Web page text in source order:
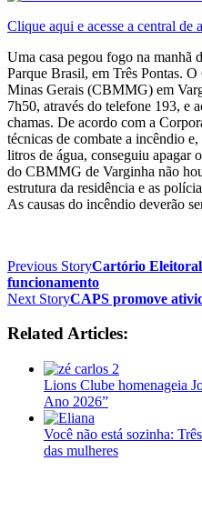
Clique aqui e acesse a central de
Uma casa pegou fogo na manhã
Parque Brasil, em Três Pontas.
Minas Gerais (CBMMG) em
7h50, através do telefone 193, e
chamas. De acordo com a
técnicas de combate a incêndio
litros de água, conseguiu apagar
do CBMMG de Varginha não
estrutura da residência e as
As causas do incêndio deverão
Previous StoryCartório
funcionamento
Next StoryCAPS promove
Related Articles:
Lions Clube homenageia
Ano 2026”
Você não está sozinha:
das mulheres